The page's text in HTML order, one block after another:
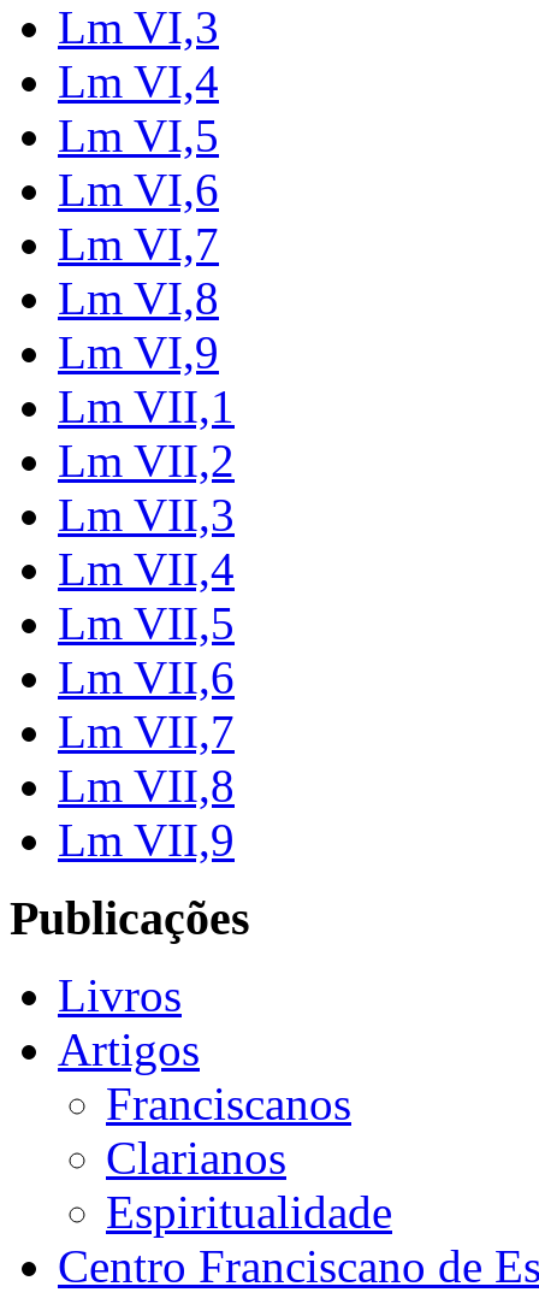
Lm VI,3
Lm VI,4
Lm VI,5
Lm VI,6
Lm VI,7
Lm VI,8
Lm VI,9
Lm VII,1
Lm VII,2
Lm VII,3
Lm VII,4
Lm VII,5
Lm VII,6
Lm VII,7
Lm VII,8
Lm VII,9
Publicações
Livros
Artigos
Franciscanos
Clarianos
Espiritualidade
Centro Franciscano de